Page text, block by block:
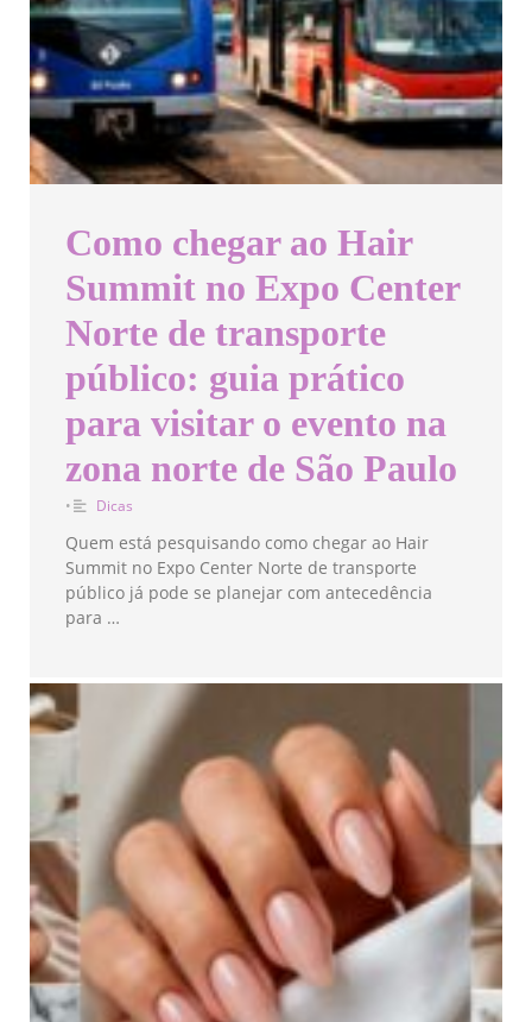
Como chegar ao Hair
Summit no Expo Center
Norte de transporte
público: guia prático
para visitar o evento na
zona norte de São Paulo
• Dicas
Quem está pesquisando como chegar ao Hair
Summit no Expo Center Norte de transporte
público já pode se planejar com antecedência
para …